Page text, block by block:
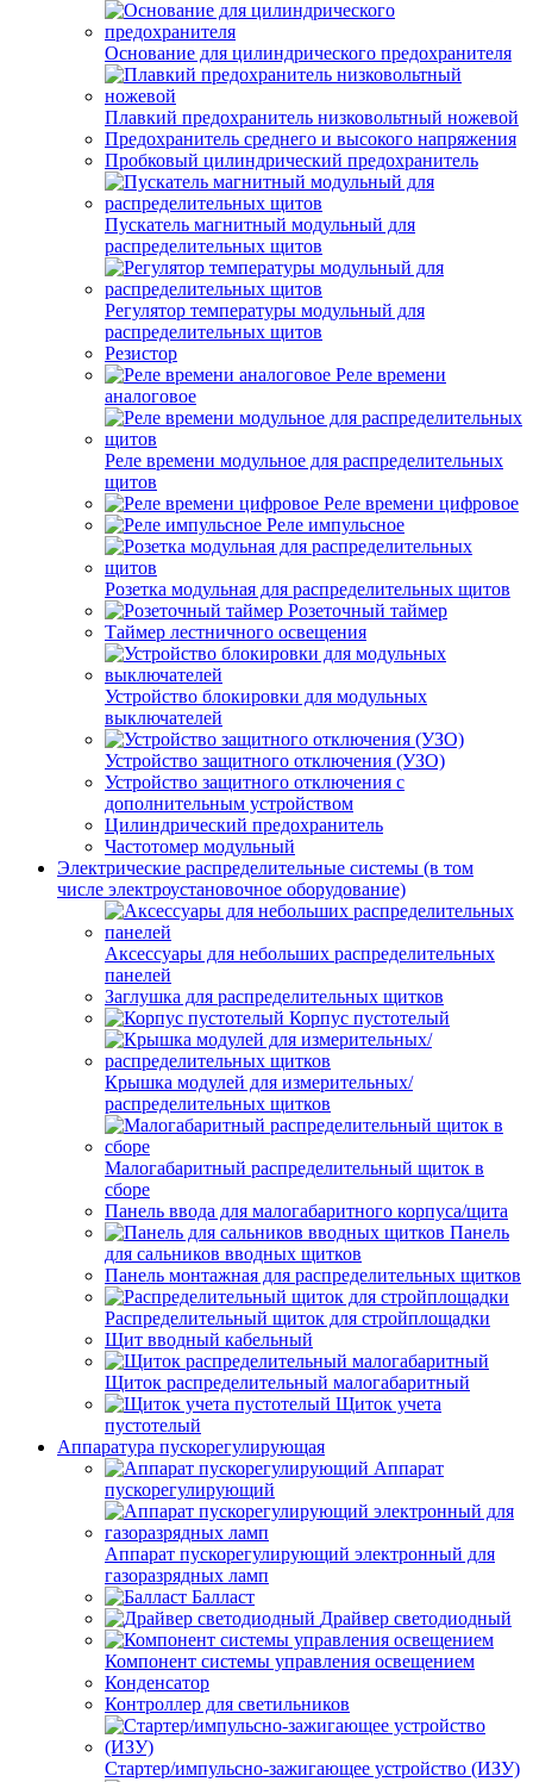
Основание для цилиндрического предохранителя
Плавкий предохранитель низковольтный ножевой
Предохранитель среднего и высокого напряжения
Пробковый цилиндрический предохранитель
Пускатель магнитный модульный для
распределительных щитов
Регулятор температуры модульный для
распределительных щитов
Резистор
Реле времени
аналоговое
Реле времени модульное для распределительных
щитов
Реле времени цифровое
Реле импульсное
Розетка модульная для распределительных щитов
Розеточный таймер
Таймер лестничного освещения
Устройство блокировки для модульных
выключателей
Устройство защитного отключения (УЗО)
Устройство защитного отключения с
дополнительным устройством
Цилиндрический предохранитель
Частотомер модульный
Электрические распределительные системы (в том
числе электроустановочное оборудование)
Аксессуары для небольших распределительных
панелей
Заглушка для распределительных щитков
Корпус пустотелый
Крышка модулей для измерительных/
распределительных щитков
Малогабаритный распределительный щиток в
сборе
Панель ввода для малогабаритного корпуса/щита
Панель
для сальников вводных щитков
Панель монтажная для распределительных щитков
Распределительный щиток для стройплощадки
Щит вводный кабельный
Щиток распределительный малогабаритный
Щиток учета
пустотелый
Аппаратура пускорегулирующая
Аппарат
пускорегулирующий
Аппарат пускорегулирующий электронный для
газоразрядных ламп
Балласт
Драйвер светодиодный
Компонент системы управления освещением
Конденсатор
Контроллер для светильников
Стартер/импульсно-зажигающее устройство (ИЗУ)